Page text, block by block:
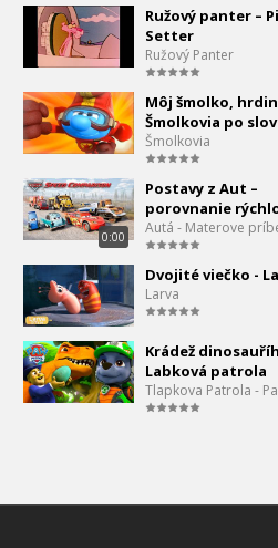
Hurá do
na upratovanie
Hurá do
Opičiť sa
0:00
35.
Hurá do
Orechy
0:00
36.
Hurá do
je moje je aj
0:00
37.
Hurá do
Žabie tajomstvo
Hurá do
Ružový panter –
Setter
Ružový Panter
Môj šmolko,
Šmolkovia po
Šmolkovia
0:00
Postavy z Aut –
porovnanie
Autá - Materove
Dvojité viečko -
Larva
Krádež
Labková patrola
Tlapkova Patrola -